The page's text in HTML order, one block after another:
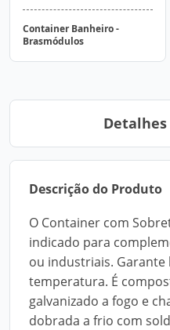
Container Banheiro -
Brasmódulos
Descrição do Produto
O Container com
indicado para
ou industriais.
temperatura. É
galvanizado a fogo e
dobrada a frio com